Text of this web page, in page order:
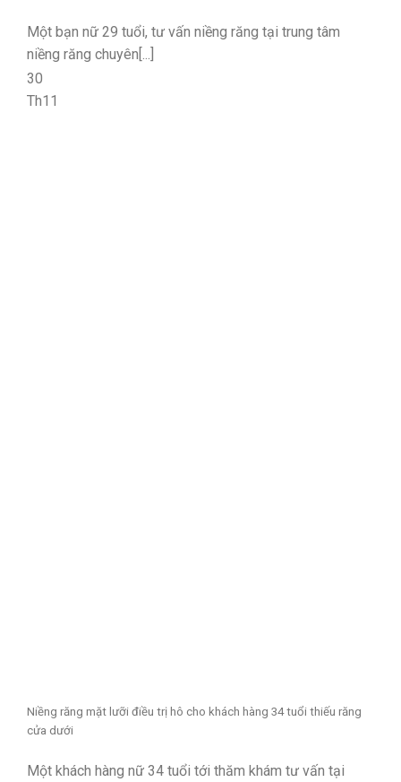
Một bạn nữ 29 tuổi, tư vấn niềng răng tại trung tâm
niềng răng chuyên[...]
30
Th11
Niềng răng mặt lưỡi điều trị hô cho khách hàng 34 tuổi thiếu răng
cửa dưới
Một khách hàng nữ 34 tuổi tới thăm khám tư vấn tại